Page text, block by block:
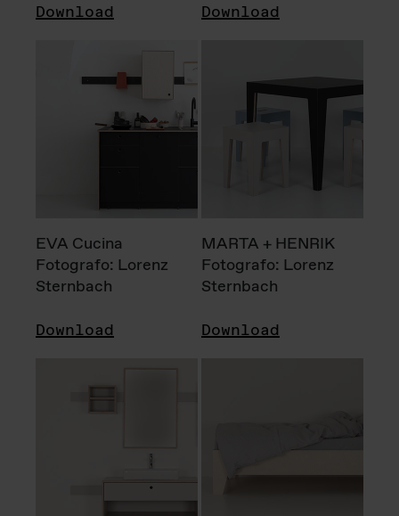
Download Download
EVA Cucina
Fotografo: Lorenz
Sternbach
Download
MARTA + HENRIK
Fotografo: Lorenz
Sternbach
Download